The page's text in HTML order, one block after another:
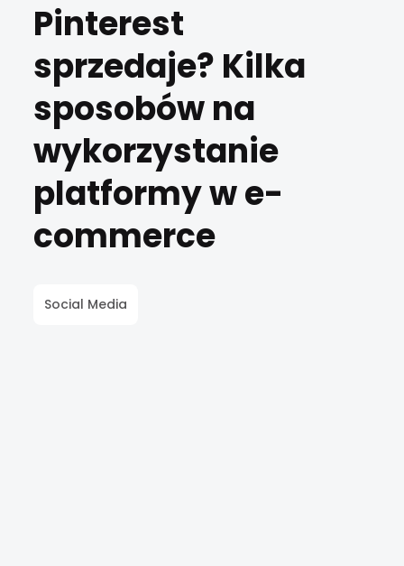
Pinterest
sprzedaje? Kilka
sposobów na
wykorzystanie
platformy w e-
commerce
Social Media